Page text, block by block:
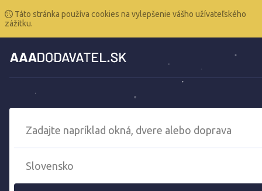
Táto stránka používa cookies na vylepšenie vášho užívateľského
zážitku.